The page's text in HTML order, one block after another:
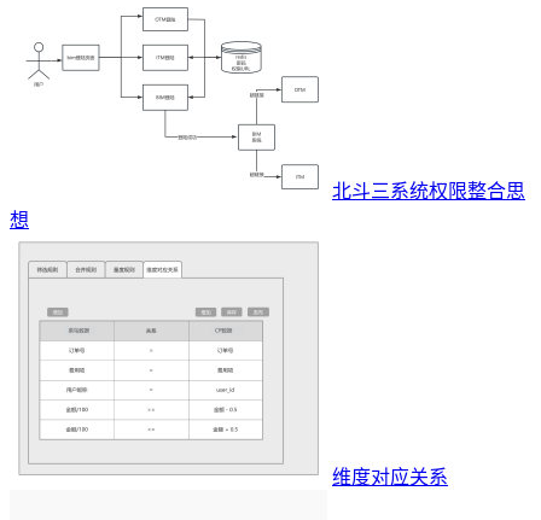
北斗三系统权限整合思
想
维度对应关系